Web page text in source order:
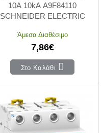
10A 10kA A9F84110
SCHNEIDER ELECTRIC
Άμεσα Διαθέσιμο
7,86€
Στο Καλάθι